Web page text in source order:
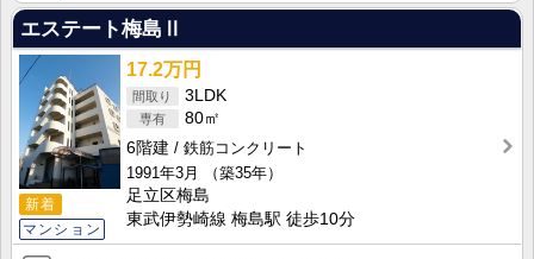
エステート梅島Ⅱ
新着
マンション
17.2万円
3LDK
80㎡
6階建
鉄筋コンクリート
1991年3月
（築35年）
足立区梅島
東武伊勢崎線 梅島駅 徒歩10分